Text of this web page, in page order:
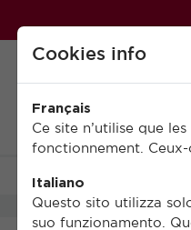
Cookies info
Français
Ce site n’utilise que
fonctionnement.
Italiano
Questo sito utilizza
suo funzionamento.